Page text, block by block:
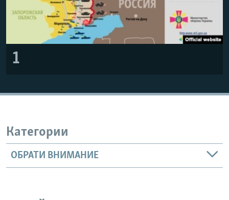
1
Категории
ОБРАТИ ВНИМАНИЕ